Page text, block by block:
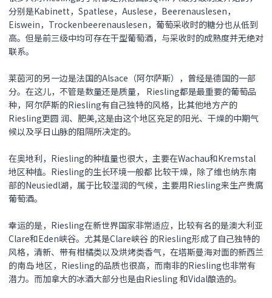
分别是Kabinett，Spatlese，Auslese，Beerenauslesen，
Eiswein，Trockenbeerenauslesen，葡萄采收时的糖分也从低到
高。但是前三级中均可存在干型葡萄酒，与采收时的成熟度并无绝对
联系。
莱茵河的另一边是法国的Alsace（阿尔萨斯），曾经是德国的一部
分。在这儿，不管是数量还是质量， Riesling都是最重要的葡萄品
种，阿尔萨斯的Riesling有自己独特的风格，比其他地方产的
Riesling更圆 润、肥美,这是由这个地区充足的阳光、干燥的中期气
候以及孚日山脉的阻隔所决定的。
在奥地利，Riesling的种植量也很大，主要在Wachau和Kremstal
地区种植。Riesling的生长环境一般都 比较干燥，除了维也纳东南
部的Neusiedl湖，属于比较湿润的气候，主要用Riesling来生产贵腐
葡萄酒。
幸运的是，Riesling在新世界国家非常适应，比较有名的是澳大利亚
Clare和Eden峡谷。尤其是Clare峡谷 的Riesling形成了自己独特的
风格，清新、带有柑橘类以及烘烤类香气，在塔斯曼海对面的新西兰
的南岛 地区，Riesling的品质也很高，而南非的Riesling也非常有
潜力。而加拿大的冰酒大部分也是由Riesling 和Vidal酿造的。